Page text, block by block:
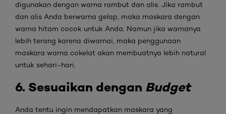
digunakan dengan warna rambut dan alis. Jika rambut
dan alis Anda berwarna gelap, maka maskara dengan
warna hitam cocok untuk Anda. Namun jika warnanya
lebih terang karena diwarnai, maka penggunaan
maskara warna cokelat akan membuatnya lebih natural
untuk sehari-hari.
6. Sesuaikan dengan Budget
Anda tentu ingin mendapatkan maskara yang